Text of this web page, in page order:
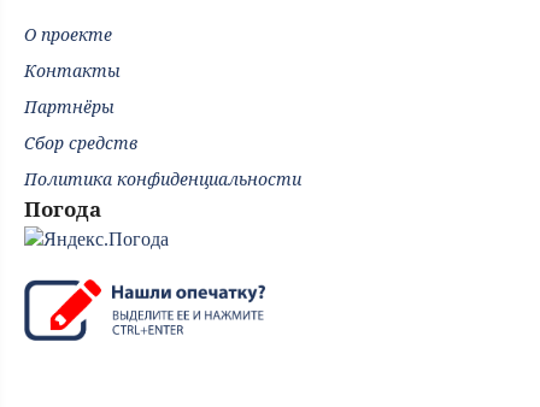
О проекте
Контакты
Партнёры
Сбор средств
Политика конфиденциальности
Погода